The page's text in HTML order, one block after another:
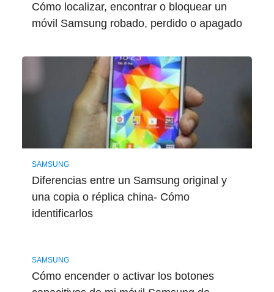
Cómo localizar, encontrar o bloquear un
móvil Samsung robado, perdido o apagado
SAMSUNG
Diferencias entre un Samsung original y
una copia o réplica china- Cómo
identificarlos
SAMSUNG
Cómo encender o activar los botones